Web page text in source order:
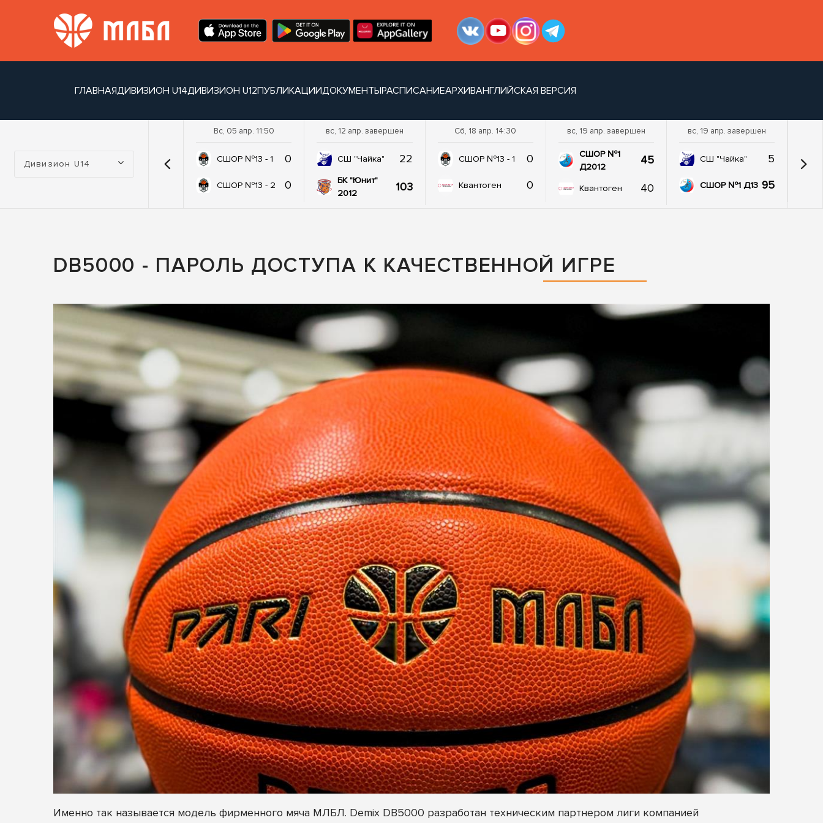
ГЛАВНАЯДИВИЗИОН U14ДИВИЗИОН U12ПУБЛИКАЦИИДОКУМЕНТЫРАСПИСАНИЕАРХИВАНГЛИЙСКАЯ ВЕРСИЯ
Турнир:
Дивизион U14
Вс, 05 апр. 11:50
СШОР №13 - 1 0
СШОР №13 - 2 0
вс, 12 апр. завершен
СШ "Чайка" 22
БК "Юнит"
2012
103
Сб, 18 апр. 14:30
СШОР №13 - 1 0
Квантоген 0
вс, 19 апр. завершен
СШОР №1
Д2012
45
Квантоген 40
вс, 19 апр. завершен
СШ "Чайка" 5
СШОР №1 Д13 95
DB5000 - ПАРОЛЬ ДОСТУПА К КАЧЕСТВЕННОЙ ИГРЕ
Именно так называется модель фирменного мяча МЛБЛ. Demix DB5000 разработан техническим партнером лиги компанией